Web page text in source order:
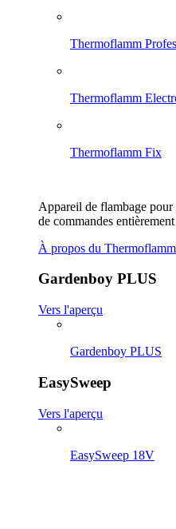
Thermoflamm
Thermoflamm
Thermoflamm Fix
Appareil de flambage pour
de commandes
À propos du
Gardenboy PLUS
Vers l'aperçu
Gardenboy PLUS
EasySweep
Vers l'aperçu
EasySweep 18V